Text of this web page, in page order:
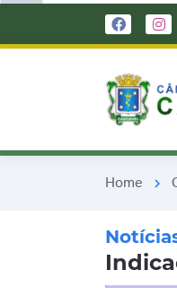
Home chevron_right